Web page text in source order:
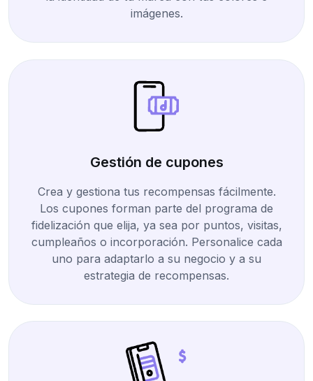
imágenes.
Gestión de cupones
Crea y gestiona tus recompensas fácilmente.
Los cupones forman parte del programa de
fidelización que elija, ya sea por puntos, visitas,
cumpleaños o incorporación. Personalice cada
uno para adaptarlo a su negocio y a su
estrategia de recompensas.